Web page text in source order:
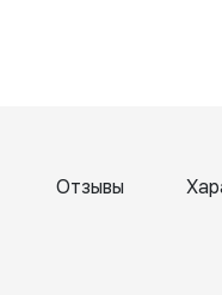
Отзывы